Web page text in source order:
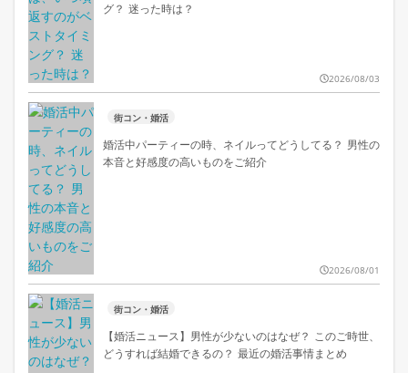
グ？ 迷った時は？
2026/08/03
街コン・婚活
婚活中パーティーの時、ネイルってどうしてる？ 男性の
本音と好感度の高いものをご紹介
2026/08/01
街コン・婚活
【婚活ニュース】男性が少ないのはなぜ？ このご時世、
どうすれば結婚できるの？ 最近の婚活事情まとめ